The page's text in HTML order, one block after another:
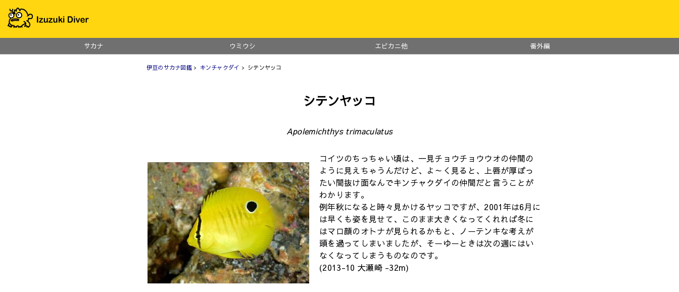
サカナ ウミウシ エビカニ他 番外編
伊豆のサカナ図鑑> キンチャクダイ > シテンヤッコ
シテンヤッコ
Apolemichthys trimaculatus
コイツのちっちゃい頃は、一見チョウチョウウオの仲間の
ように見えちゃうんだけど、よ～く見ると、上唇が厚ぼっ
たい間抜け面なんでキンチャクダイの仲間だと言うことが
わかります。
例年秋になると時々見かけるヤッコですが、2001年は6月に
は早くも姿を見せて、このまま大きくなってくれれば冬に
はマロ顔のオトナが見られるかもと、ノーテンキな考えが
頭を過ってしまいましたが、そーゆーときは次の週にはい
なくなってしまうものなのです。
(2013-10 大瀬崎 -32m)